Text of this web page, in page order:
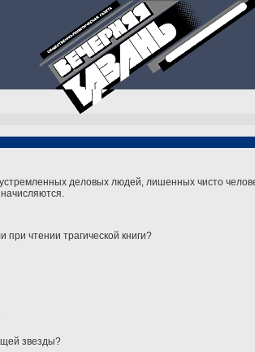
деловых людей, лишенных чисто
чтении трагической книги?
звезды?